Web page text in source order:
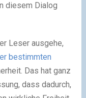
diesem Dialog
Leser ausgehe,
bestimmten
Das hat ganz
dass dadurch,